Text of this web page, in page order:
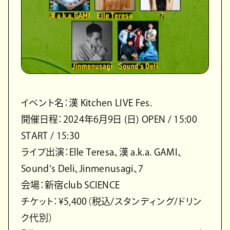
イベント名：漢 Kitchen LIVE Fes.
開催日程：2024年6月9日 (日) OPEN / 15:00
START / 15:30
ライブ出演：Elle Teresa、漢 a.k.a. GAMI、
Sound‘s Deli、Jinmenusagi、7
会場：新宿club SCIENCE
チケット：¥5,400（税込/スタンディング/ドリン
ク代別）